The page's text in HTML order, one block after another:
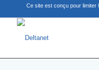
Ce site est conçu pour limiter